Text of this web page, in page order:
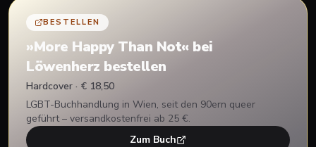
BESTELLEN
»More Happy Than Not« bei
Löwenherz bestellen
Hardcover · € 18,50
LGBT-Buchhandlung in Wien, seit den 90ern queer
geführt – versandkostenfrei ab 25 €.
Zum Buch